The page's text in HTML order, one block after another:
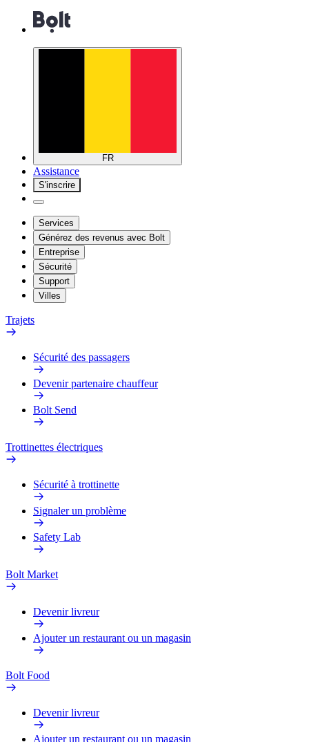
FR
Assistance
S'inscrire
Services
Générez des revenus avec Bolt
Entreprise
Sécurité
Support
Villes
Trajets
Sécurité des passagers
Devenir partenaire chauffeur
Bolt Send
Trottinettes électriques
Sécurité à trottinette
Signaler un problème
Safety Lab
Bolt Market
Devenir livreur
Ajouter un restaurant ou un magasin
Bolt Food
Devenir livreur
Ajouter un restaurant ou un magasin